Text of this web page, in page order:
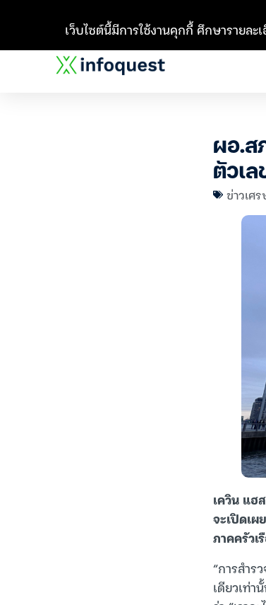
ผอ.ส
ตัวเล
ข่าวเศ
เควิน แฮ
จะเปิดเผ
ภาคครัวเ
“การสำร
เดียวเท่
เว็บไซต์นี้มีการใช้งานคุกกี้ ศึกษารายละ